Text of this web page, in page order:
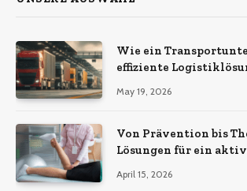
Wie ein
effiziente
May 19, 2026
Von Prävention bis
Lösungen für ein
April 15, 2026